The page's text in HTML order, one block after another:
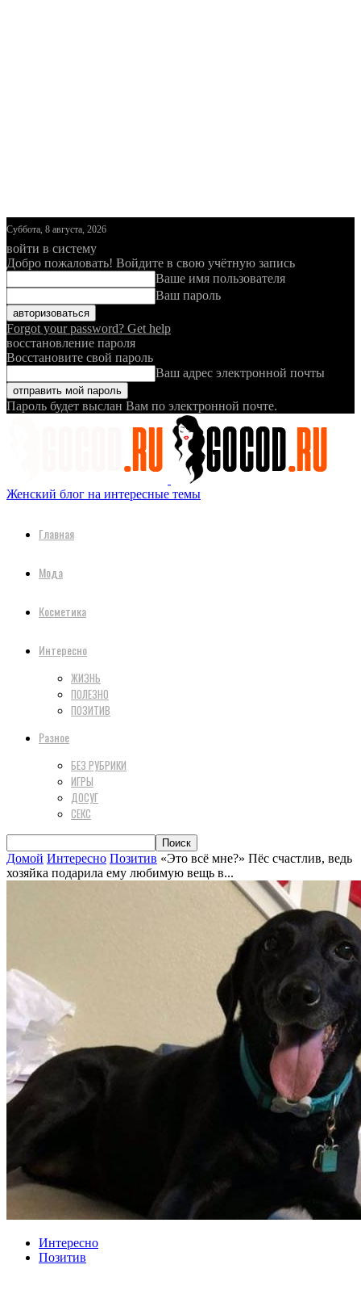
Суббота, 8 августа, 2026
войти в систему
Добро пожаловать! Войдите в свою учётную запись
Ваше имя пользователя
Ваш пароль
Forgot your password? Get help
восстановление пароля
Восстановите свой пароль
Ваш адрес электронной почты
Пароль будет выслан Вам по электронной почте.
Женский блог на интересные темы
Главная
Мода
Косметика
Интересно
ЖИЗНЬ
ПОЛЕЗНО
ПОЗИТИВ
Разное
БЕЗ РУБРИКИ
ИГРЫ
ДОСУГ
СЕКС
Домой Интересно Позитив «Это всё мне?» Пёс счастлив, ведь
хозяйка подарила ему любимую вещь в...
Интересно
Позитив